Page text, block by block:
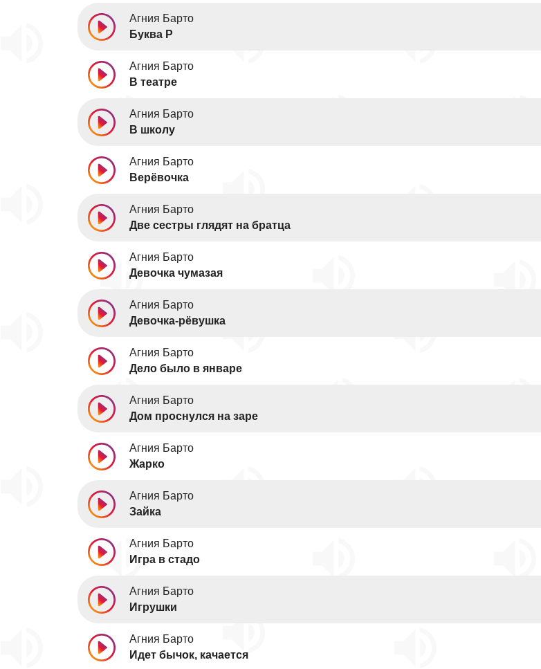
Агния Барто
Буква Р
Агния Барто
В театре
Агния Барто
В школу
Агния Барто
Верёвочка
Агния Барто
Две сестры глядят на братца
Агния Барто
Девочка чумазая
Агния Барто
Девочка-рёвушка
Агния Барто
Дело было в январе
Агния Барто
Дом проснулся на заре
Агния Барто
Жарко
Агния Барто
Зайка
Агния Барто
Игра в стадо
Агния Барто
Игрушки
Агния Барто
Идет бычок, качается